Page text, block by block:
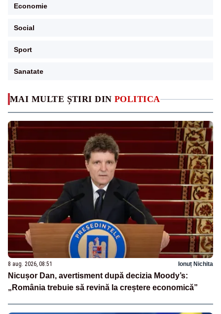
MAI MULTE ȘTIRI DIN POLITICA
8 aug. 2026, 08:51 Ionuț Nichita
Nicușor Dan, avertisment după decizia Moody’s:
„România trebuie să revină la creștere economică”
Economie
Social
Sport
Sanatate